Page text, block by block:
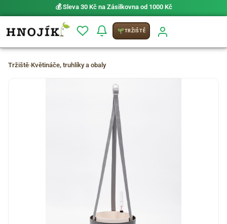
💰 Sleva 30 Kč na Zásilkovna od 1000 Kč
TRŽIŠTĚ
Tržiště›Květináče, truhlíky a obaly